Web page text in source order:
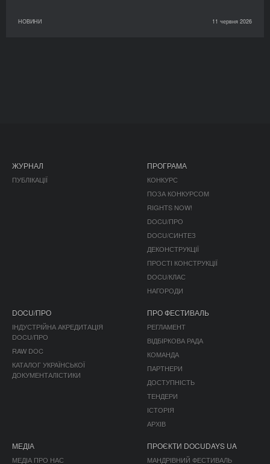
НОВИНИ 11 червня 2026
ЖУРНАЛ
ПУБЛІКАЦІЇ
ПРОГРАМА
КОНКУРС
ПОЗА КОНКУРСОМ
RIGHTS NOW!
DOCU/ПРО
DOCU/СИНТЕЗ
ДЕКОНСТРУКЦІЇ
ПРОСТІ КОНСТРУКЦІЇ
DOCU/КЛАС
НАГОРОДИ
DOCU/ПРО
ІНДУСТРІЙНА АКРЕДИТАЦІЯ
DOCU/ПРО
RAW DOC
КАТАЛОГ УКРАЇНСЬКОЇ
ДОКУМЕНТАЛІСТИКИ
ПРО ФЕСТИВАЛЬ
РЕГЛАМЕНТ
ВІДБІРКОВА РАДА
КОМАНДА
ПАРТНЕРИ
ДОСТУПНІСТЬ
ТЕНДЕРИ
ІСТОРІЯ
АРХІВ
МЕДІА
МЕДІА ПРО НАС
ПРОЄКТИ DOCUDAYS UA
МАНДРІВНИЙ ФЕСТИВАЛЬ